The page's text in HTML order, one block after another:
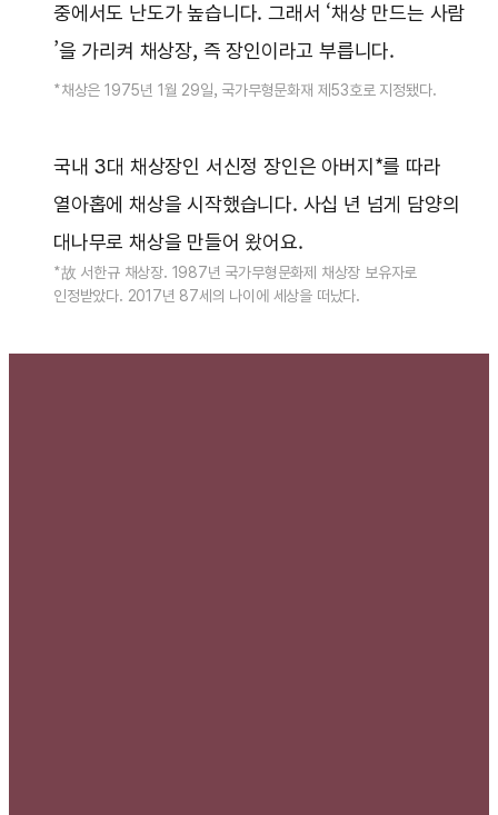
중에서도 난도가 높습니다. 그래서 ‘채상 만드는 사람
’을 가리켜 채상장, 즉 장인이라고 부릅니다.
*채상은 1975년 1월 29일, 국가무형문화재 제53호로 지정됐다.
국내 3대 채상장인 서신정 장인은 아버지*를 따라
열아홉에 채상을 시작했습니다. 사십 년 넘게 담양의
대나무로 채상을 만들어 왔어요.
*故 서한규 채상장. 1987년 국가무형문화제 채상장 보유자로
인정받았다. 2017년 87세의 나이에 세상을 떠났다.